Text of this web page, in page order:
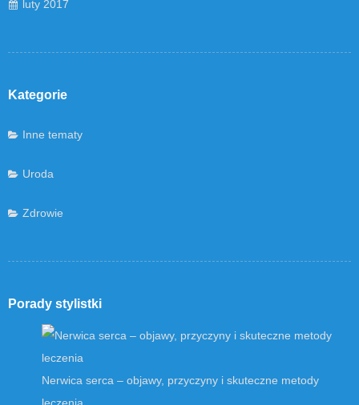
luty 2017
Kategorie
Inne tematy
Uroda
Zdrowie
Porady stylistki
Nerwica serca – objawy, przyczyny i skuteczne metody
leczenia